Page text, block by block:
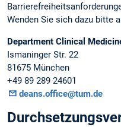
Wenden Sie sich dazu bitte
Department Clinical
Ismaninger Str. 22
81675 München
+49 89 289 24601
deans.office@tum.de